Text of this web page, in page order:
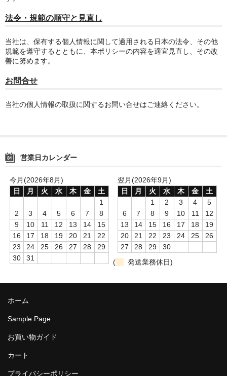
法令・規範の順守と見直し
当社は、保有する個人情報に関して適用される日本の法令、その他
規範を遵守するとともに、本ポリシーの内容を適宜見直し、その改
善に努めます。
お問合せ
当社の個人情報の取扱に関するお問い合せはご連絡ください。
営業日カレンダー
今月(2026年8月)
日
月 火 水 木 金
土
1
2
3 4 5 6 7
8
9
10 11 12 13 14
15
16
17 18 19 20 21
22
23
24 25 26 27 28
29
30
31
翌月(2026年9月)
日
月 火 水 木 金
土
1
2 3 4
5
6
7 8 9 10 11
12
13
14 15 16 17 18
19
20
21 22 23 24 25
26
27
28 29
30
(
発送業務休日)
ホーム
Sample Page
お買い物ガイド
カート
プライバシーポリシー